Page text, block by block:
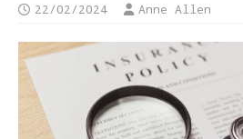
22/02/2024 Anne Allen